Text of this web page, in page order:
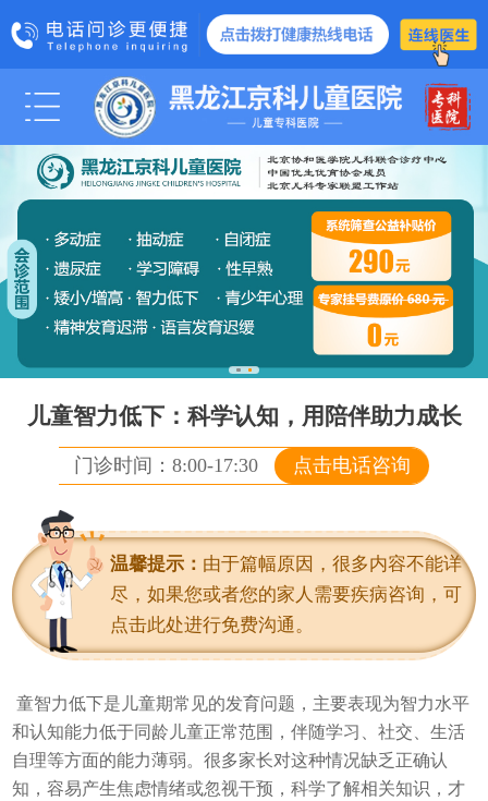
医院动态 媒体报道
学术交流 爱心公益
科室医生
管士玲
诊疗项目
脑瘫
智力低下
智力发育
进入科室
儿童智力低下：科学认知，用陪伴助力成长
门诊时间：8:00-17:30 点击电话咨询
温馨提示： 由于篇幅原因，很多内容不能详
尽，如果您或者您的家人需要疾病咨询，可
点击此处进行免费沟通。
童智力低下是儿童期常见的发育问题，主要表现为智力水平
和认知能力低于同龄儿童正常范围，伴随学习、社交、生活
自理等方面的能力薄弱。很多家长对这种情况缺乏正确认
知，容易产生焦虑情绪或忽视干预，科学了解相关知识，才